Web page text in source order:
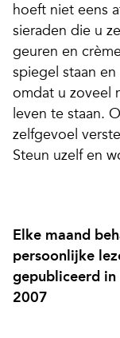
hoeft niet eens
sieraden die u
geuren en
spiegel staan
omdat u zoveel
leven te staan.
zelfgevoel
Steun uzelf en
Elke maand
persoonlijke
gepubliceerd in
2007